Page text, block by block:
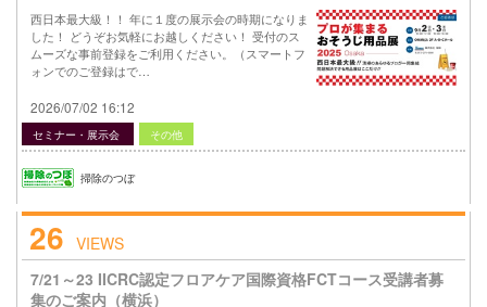
西日本最大級！！ 年に１度の展示会の時期になりま
した！ どうぞお気軽にお越しください！ 受付のス
ムーズな事前登録をご利用ください。（スマートフ
ォンでのご登録はで…
2026/07/02 16:12
セミナー・展示会 その他
掃除のつぼ
26 VIEWS
7/21～23 IICRC認定フロアケア国際資格FCTコース受講者募
集のご案内（横浜）